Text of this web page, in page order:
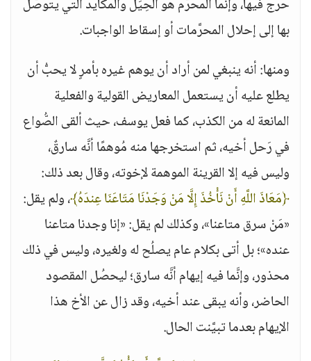
حرج فيها، وإنما المحرَّم هو الحِيَل والمكايد التي يتوصَّل
بها إلى إحلال المحرَّمات أو إسقاط الواجبات.
ومنها: أنه ينبغي لمن أراد أن يوهم غيره بأمرٍ لا يحبُّ أن
يطلع عليه أن يستعمل المعاريض القولية والفعلية
المانعة له من الكذب، كما فعل يوسف، حيث ألقى الصُّواع
في رَحل أخيه، ثم استخرجها منه مُوهمًا أنَّه سارقٌ،
وليس فيه إلا القرينة الموهمة لإخوته، وقال بعد ذلك:
﴿مَعَاذَ اللَّهِ أَنْ نَأْخُذَ إِلَّا مَنْ وَجَدْنَا مَتَاعَنَا عِندَهُ﴾، ولم يقل:
«مَنْ سرق متاعنا»، وكذلك لم يقل: «إنا وجدنا متاعنا
عنده»؛ بل أتى بكلام عام يصلُح له ولغيره، وليس في ذلك
محذور، وإنَّما فيه إيهام أنَّه سارق؛ ليحصُل المقصود
الحاضر، وأنه يبقى عند أخيه، وقد زال عن الأخ هذا
الإيهام بعدما تبيَّنت الحال.